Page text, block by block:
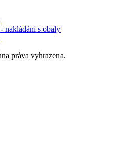
nakládání s obaly
práva vyhrazena.